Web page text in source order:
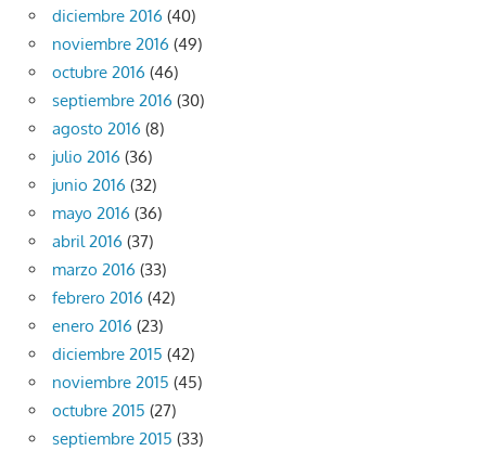
diciembre 2016 (40)
noviembre 2016 (49)
octubre 2016 (46)
septiembre 2016 (30)
agosto 2016 (8)
julio 2016 (36)
junio 2016 (32)
mayo 2016 (36)
abril 2016 (37)
marzo 2016 (33)
febrero 2016 (42)
enero 2016 (23)
diciembre 2015 (42)
noviembre 2015 (45)
octubre 2015 (27)
septiembre 2015 (33)